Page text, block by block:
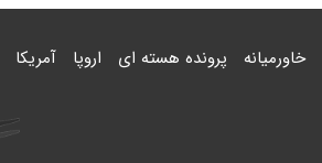
خاورمیانه پرونده هسته ای اروپا آمریکا